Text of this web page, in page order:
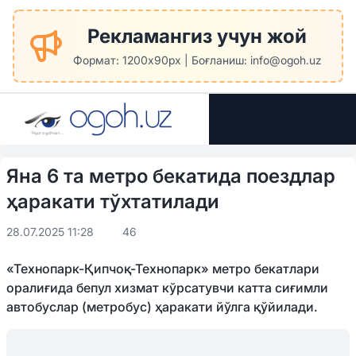
Рекламангиз учун жой
Формат: 1200x90px | Боғланиш: info@ogoh.uz
Яна 6 та метро бекатида поездлар
ҳаракати тўхтатилади
28.07.2025 11:28 46
«Технопарк-Қипчоқ-Технопарк» метро бекатлари
оралиғида бепул хизмат кўрсатувчи катта сиғимли
автобуслар (метробус) ҳаракати йўлга қўйилади.